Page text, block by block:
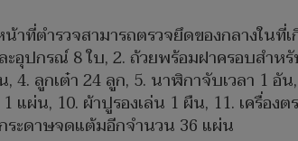
น้าที่ตำรวจสามารถตรวจยึดของกลางใ
ะอุปกรณ์ 8 ใบ, 2. ถ้วยพร้อมฝาครอบส
ลูกเต๋า 24 ลูก, 5. นาฬิกาจับเวลา 1 อั
แผ่น, 10. ผ้าปูรองเล่น 1 ผืน, 11. เครื่
ระดาษจดแต้มอีกจำนวน 36 แผ่น